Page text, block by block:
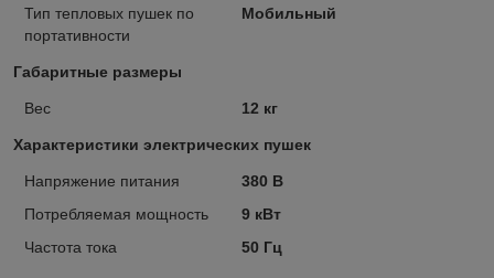
Тип тепловых пушек по
портативности
Мобильный
Габаритные размеры
Вес 12 кг
Характеристики электрических пушек
Напряжение питания
380 В
Потребляемая мощность
9 кВт
Частота тока
50 Гц